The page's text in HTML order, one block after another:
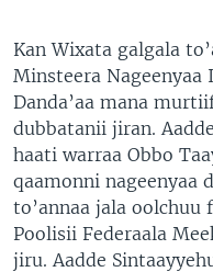
Kan Wixata galgala
Minsteera Nageenyaa
Danda’aa mana
dubbatanii jiran.
haati warraa Obbo
qaamonni nageenyaa
to’annaa jala
Poolisii Federaala
jiru. Aadde